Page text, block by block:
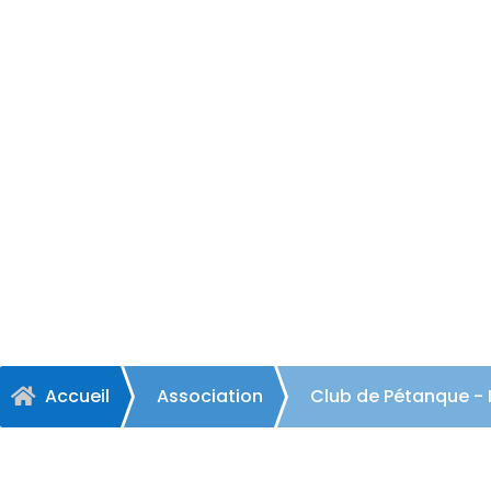
 Accueil Association Club de Pétanque -